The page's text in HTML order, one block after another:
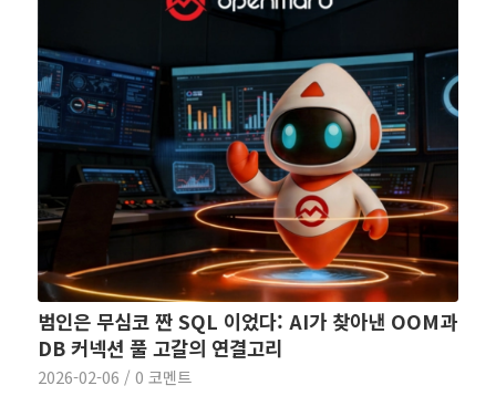
범인은 무심코 짠 SQL 이었다: AI가 찾아낸 OOM과
DB 커넥션 풀 고갈의 연결고리
2026-02-06 / 0 코멘트